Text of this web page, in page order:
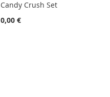
Candy Crush Set
0,00 €